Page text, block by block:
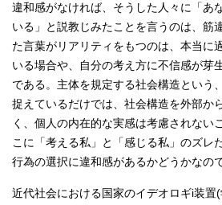
違和感がなければ、そうした人々に「あ
いる」と説教じみたことを言うのは、筋
た言葉がリアリティをもつのは、本当に
いる場合や、自分の考え方に不信感が芽
である。主体を規定する社会構造という
捉えているだけでは、社会構造を外部か
く、個人の内在的な実感は考慮されない
こに「考える私」と「感じる私」のズレ
行為の選択に違和感があるかどうかなの
近代社会における国家のイデオロギi装置